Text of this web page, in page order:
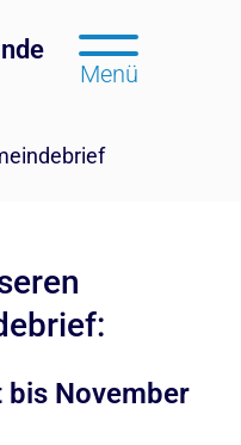
Menü
bis November